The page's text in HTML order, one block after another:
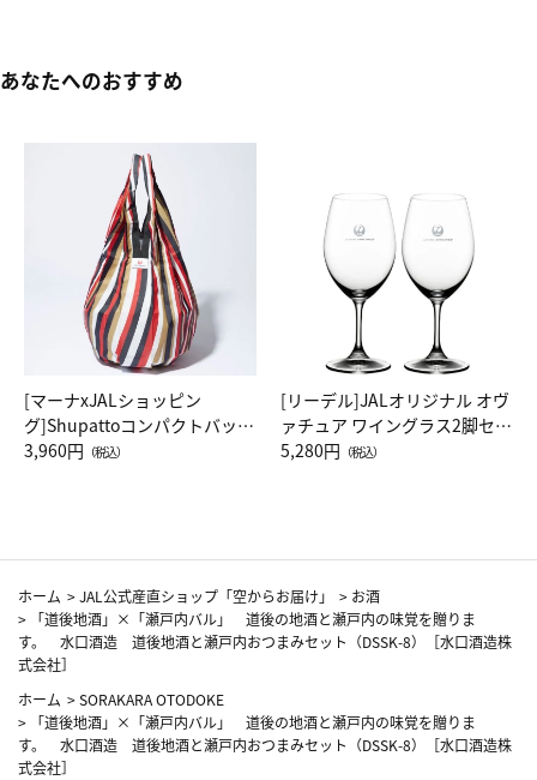
あなたへのおすすめ
[マーナxJALショッピン
グ]Shupattoコンパクトバッグ
Drop JAL客室乗務員（LC）ス
3,960円 （税込）
[リーデル]JALオリジナル オヴ
ァチュア ワイングラス2脚セッ
ト（レッドワイン）
5,280円 （税込）
ホーム >JAL公式産直ショップ「空からお届け」 > お酒
> 「道後地酒」×「瀬戸内バル」 道後の地酒と瀬戸内の味覚を贈りま
す。 水口酒造 道後地酒と瀬戸内おつまみセット（DSSK-8）［水口酒造株
式会社］
ホーム >SORAKARA OTODOKE
> 「道後地酒」×「瀬戸内バル」 道後の地酒と瀬戸内の味覚を贈りま
す。 水口酒造 道後地酒と瀬戸内おつまみセット（DSSK-8）［水口酒造株
式会社］